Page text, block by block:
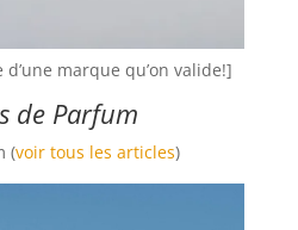
marque qu’on valide!]
de Parfum
(voir tous les articles)